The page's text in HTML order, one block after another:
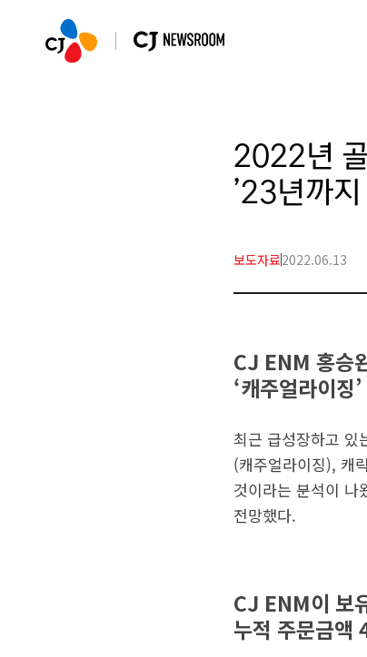
2022년
’23년까
보도자료2022.06.13
CJ ENM 홍승
‘캐주얼라이징
최근 급성장하고 있
(캐주얼라이징), 캐
것이라는 분석이 나
전망했다.
CJ ENM이 보
누적 주문금